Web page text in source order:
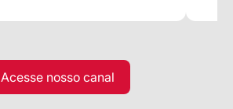
Acesse nosso canal